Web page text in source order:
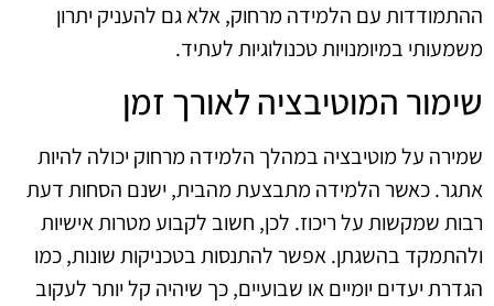
ההתמודדות עם הלמידה מרחוק, אלא גם להעניק יתרון
משמעותי במיומנויות טכנולוגיות לעתיד.
שימור המוטיבציה לאורך זמן
שמירה על מוטיבציה במהלך הלמידה מרחוק יכולה להיות
אתגר. כאשר הלמידה מתבצעת מהבית, ישנם הסחות דעת
רבות שמקשות על ריכוז. לכן, חשוב לקבוע מטרות אישיות
ולהתמקד בהשגתן. אפשר להתנסות בטכניקות שונות, כמו
הגדרת יעדים יומיים או שבועיים, כך שיהיה קל יותר לעקוב